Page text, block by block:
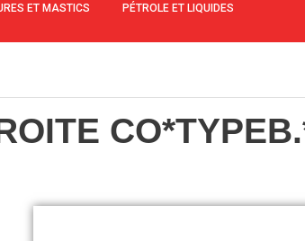
ET MASTICS PÉTROLE ET LIQUIDES